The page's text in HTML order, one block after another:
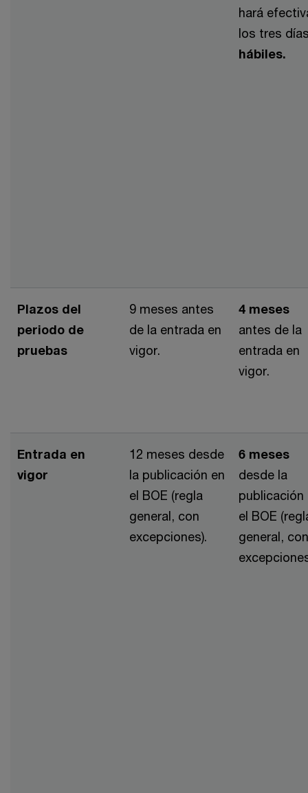
hará
los tres
hábiles.
Plazos del
periodo de
pruebas
9 meses antes
de la entrada en
vigor.
4 meses
antes de la
entrada en
vigor.
Entrada en
vigor
12 meses desde
la publicación en
el BOE (regla
general, con
excepciones).
6 meses
desde la
publicación
el BOE
general, con